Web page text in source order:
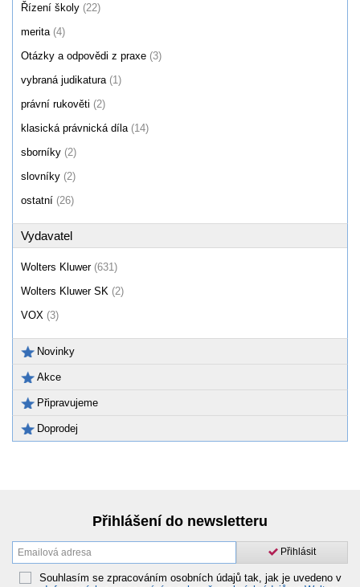
Řízení školy (22)
merita (4)
Otázky a odpovědi z praxe (3)
vybraná judikatura (1)
právní rukověti (2)
klasická právnická díla (14)
sborníky (2)
slovníky (2)
ostatní (26)
Vydavatel
Wolters Kluwer (631)
Wolters Kluwer SK (2)
VOX (3)
Novinky
Akce
Připravujeme
Doprodej
Přihlášení do newsletteru
Přihlásit
Souhlasím se zpracováním osobních údajů tak, jak je uvedeno v